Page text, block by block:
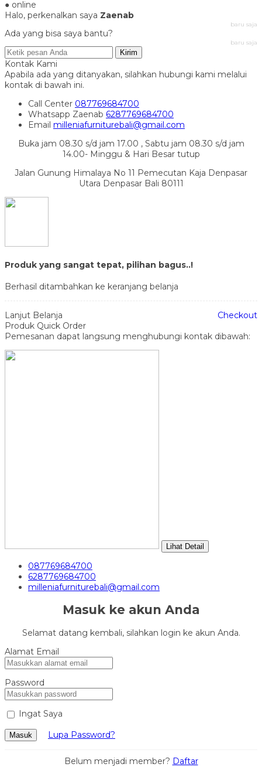
● online
Halo, perkenalkan saya Zaenab
baru saja
Ada yang bisa saya bantu?
baru saja
Kirim
Kontak Kami
Apabila ada yang ditanyakan, silahkan hubungi kami melalui
kontak di bawah ini.
Call Center 087769684700
Whatsapp Zaenab 6287769684700
Email milleniafurniturebali@gmail.com
Buka jam 08.30 s/d jam 17.00 , Sabtu jam 08.30 s/d jam
14.00- Minggu & Hari Besar tutup
Jalan Gunung Himalaya No 11 Pemecutan Kaja Denpasar
Utara Denpasar Bali 80111
Produk yang sangat tepat, pilihan bagus..!
Berhasil ditambahkan ke keranjang belanja
Lanjut Belanja
Checkout
Produk Quick Order
Pemesanan dapat langsung menghubungi kontak dibawah:
Lihat Detail
087769684700
6287769684700
milleniafurniturebali@gmail.com
Masuk ke akun Anda
Selamat datang kembali, silahkan login ke akun Anda.
Alamat Email
Password
Ingat Saya
Masuk Lupa Password?
Belum menjadi member? Daftar